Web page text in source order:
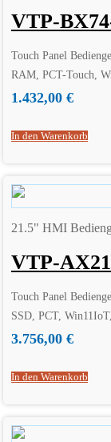
VTP-
Touch Panel
RAM, PCT-Touch,
1.432,00 €
In den Warenkorb
21.5" HMI
VTP-
Touch Panel
SSD, PCT,
3.756,00 €
In den Warenkorb